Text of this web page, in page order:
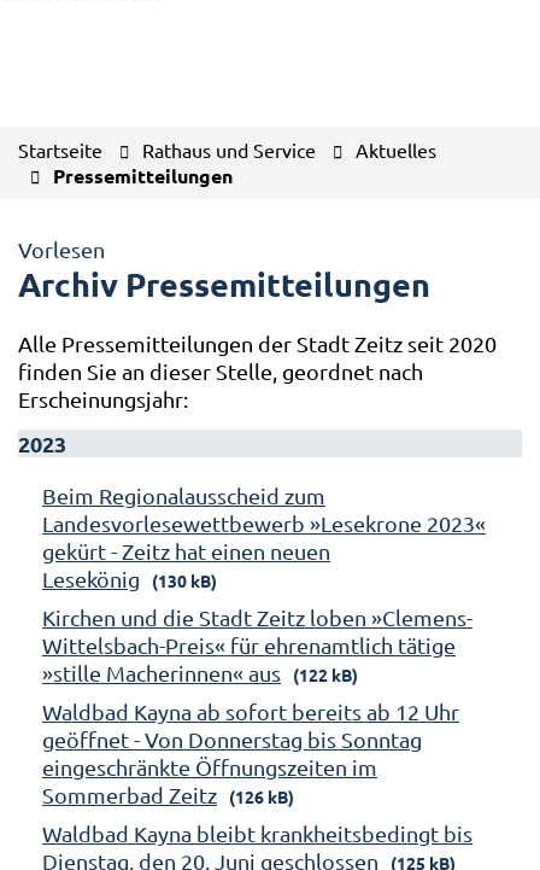
Startseite Rathaus und Service Aktuelles
Pressemitteilungen
Vorlesen
Archiv Pressemitteilungen
Alle Pressemitteilungen der Stadt Zeitz seit 2020
finden Sie an dieser Stelle, geordnet nach
Erscheinungsjahr:
2023
Beim Regionalausscheid zum
Landesvorlesewettbewerb »Lesekrone 2023«
gekürt - Zeitz hat einen neuen
Lesekönig
(130 kB)
Kirchen und die Stadt Zeitz loben »Clemens-
Wittelsbach-Preis« für ehrenamtlich tätige
»stille Macherinnen« aus
(122 kB)
Waldbad Kayna ab sofort bereits ab 12 Uhr
geöffnet - Von Donnerstag bis Sonntag
eingeschränkte Öffnungszeiten im
Sommerbad Zeitz
(126 kB)
Waldbad Kayna bleibt krankheitsbedingt bis
Dienstag, den 20. Juni geschlossen
(125 kB)